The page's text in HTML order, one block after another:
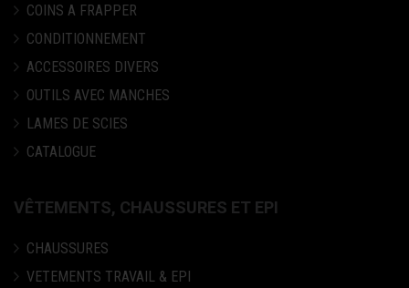
COINS A FRAPPER
CONDITIONNEMENT
ACCESSOIRES DIVERS
OUTILS AVEC MANCHES
LAMES DE SCIES
CATALOGUE
VÊTEMENTS, CHAUSSURES ET EPI
CHAUSSURES
VETEMENTS TRAVAIL & EPI